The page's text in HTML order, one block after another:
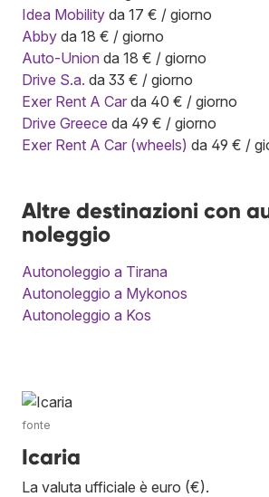
Idea Mobility da 17 € / giorno
Abby da 18 € / giorno
Auto-Union da 18 € / giorno
Drive S.a. da 33 € / giorno
Exer Rent A Car da 40 € / giorno
Drive Greece da 49 € / giorno
Exer Rent A Car (wheels) da 49 € /
Altre destinazioni con
noleggio
Autonoleggio a Tirana
Autonoleggio a Mykonos
Autonoleggio a Kos
fonte
Icaria
La valuta ufficiale è euro (€).